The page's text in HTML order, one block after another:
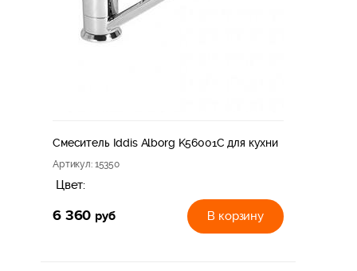
Смеситель Iddis Alborg K56001C для кухни
Артикул: 15350
Цвет:
6 360 руб В корзину